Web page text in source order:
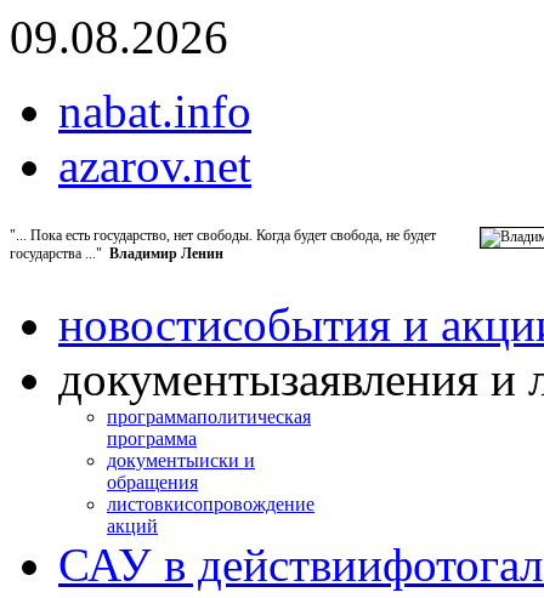
09.08.2026
nabat.info
azarov.net
"... Пока есть государство, нет свободы. Когда будет свобода, не будет
государства ..." Владимир Ленин
новостисобытия и
документызаявления и
программаполитическая
программа
документыиски и
обращения
листовкисопровождение
акций
САУ в действии